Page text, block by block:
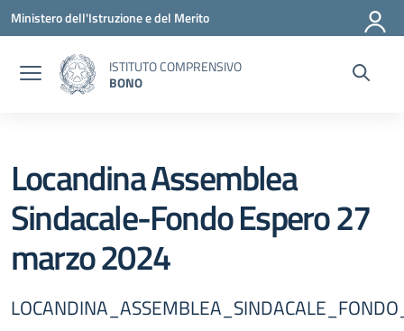
Vai ai contenuti
Vai al menu di navigazione
Vai al footer
Ministero dell'Istruzione e del Merito
ISTITUTO COMPRENSIVO
BONO
Locandina Assemblea
Sindacale-Fondo Espero 27
marzo 2024